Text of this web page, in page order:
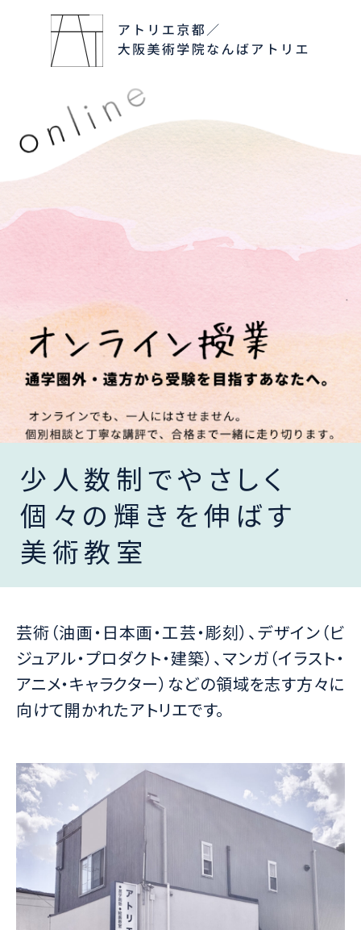
少人数制でやさしく
個々の輝きを伸ばす
美術教室
芸術（油画・日本画・工芸・彫刻）、デザイン（ビ
ジュアル・プロダクト・建築）、マンガ（イラスト・
アニメ・キャラクター）などの領域を志す方々に
向けて開かれたアトリエです。